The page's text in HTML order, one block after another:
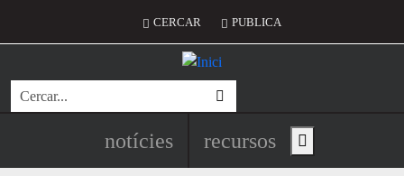
Menú del compte d'usuari
CERCAR PUBLICA
Cerca
Navegació principal de
notícies recursos Show main menu